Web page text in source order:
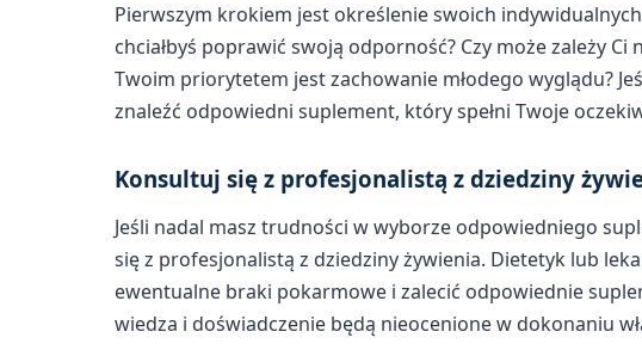
Pierwszym krokiem jest określenie swoich
chciałbyś poprawić swoją odporność? Czy może zależy
Twoim priorytetem jest zachowanie młodego wyglądu?
znaleźć odpowiedni suplement, który spełni Twoje
Konsultuj się z profesjonalistą z dziedziny
Jeśli nadal masz trudności w wyborze odpowiedniego
się z profesjonalistą z dziedziny żywienia. Dietetyk lub
ewentualne braki pokarmowe i zalecić odpowiednie
wiedza i doświadczenie będą nieocenione w dokonaniu